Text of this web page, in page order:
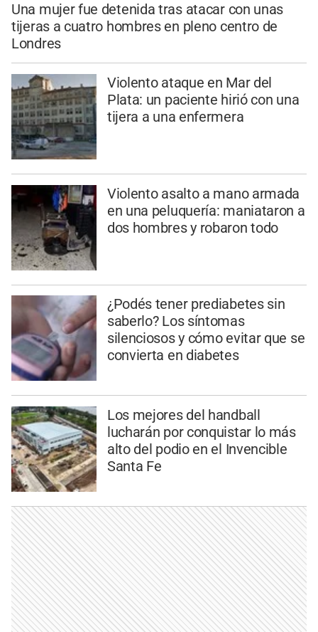
Una mujer fue detenida tras atacar con unas
tijeras a cuatro hombres en pleno centro de
Londres
Violento ataque en Mar del
Plata: un paciente hirió con una
tijera a una enfermera
Violento asalto a mano armada
en una peluquería: maniataron a
dos hombres y robaron todo
¿Podés tener prediabetes sin
saberlo? Los síntomas
silenciosos y cómo evitar que se
convierta en diabetes
Los mejores del handball
lucharán por conquistar lo más
alto del podio en el Invencible
Santa Fe